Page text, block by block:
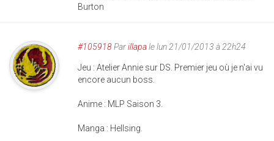
Burton
#105918Parillapale lun 21/01/2013 à 22h24
Jeu : Atelier Annie sur DS. Premier jeu où je n'ai vu
encore aucun boss.
Anime : MLP Saison 3.
Manga : Hellsing.